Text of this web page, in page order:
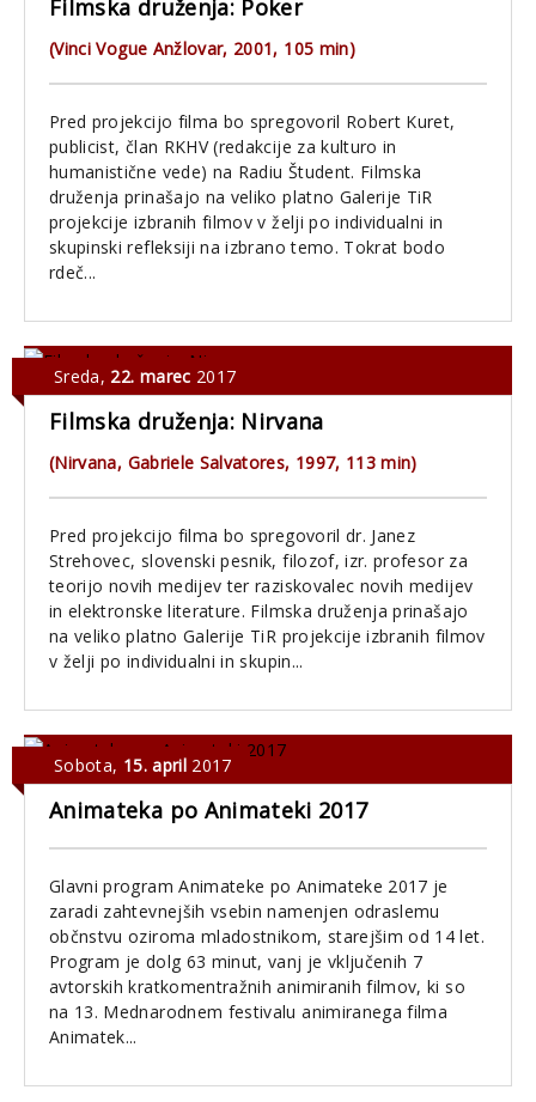
Filmska druženja: Poker
(Vinci Vogue Anžlovar, 2001, 105 min)
Pred projekcijo filma bo spregovoril Robert Kuret,
publicist, član RKHV (redakcije za kulturo in
humanistične vede) na Radiu Študent. Filmska
druženja prinašajo na veliko platno Galerije TiR
projekcije izbranih filmov v želji po individualni in
skupinski refleksiji na izbrano temo. Tokrat bodo
rdeč...
Sreda, 22. marec 2017
Filmska druženja: Nirvana
(Nirvana, Gabriele Salvatores, 1997, 113 min)
Pred projekcijo filma bo spregovoril dr. Janez
Strehovec, slovenski pesnik, filozof, izr. profesor za
teorijo novih medijev ter raziskovalec novih medijev
in elektronske literature. Filmska druženja prinašajo
na veliko platno Galerije TiR projekcije izbranih filmov
v želji po individualni in skupin...
Sobota, 15. april2017
Animateka po Animateki 2017
Glavni program Animateke po Animateke 2017 je
zaradi zahtevnejših vsebin namenjen odraslemu
občnstvu oziroma mladostnikom, starejšim od 14 let.
Program je dolg 63 minut​, vanj je vključenih 7
avtorskih kratkomentražnih animiranih filmov​, ki so
na 13. Mednarodnem festivalu animiranega filma
Animatek...